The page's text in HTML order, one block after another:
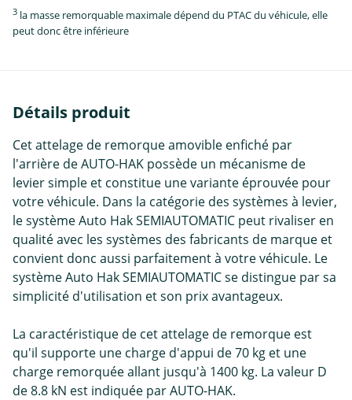
3 la masse remorquable maximale dépend du PTAC du véhicule, elle
peut donc être inférieure
Détails produit
Cet attelage de remorque amovible enfiché par
l'arrière de AUTO-HAK possède un mécanisme de
levier simple et constitue une variante éprouvée pour
votre véhicule. Dans la catégorie des systèmes à levier,
le système Auto Hak SEMIAUTOMATIC peut rivaliser en
qualité avec les systèmes des fabricants de marque et
convient donc aussi parfaitement à votre véhicule. Le
système Auto Hak SEMIAUTOMATIC se distingue par sa
simplicité d'utilisation et son prix avantageux.
La caractéristique de cet attelage de remorque est
qu'il supporte une charge d'appui de 70 kg et une
charge remorquée allant jusqu'à 1400 kg. La valeur D
de 8.8 kN est indiquée par AUTO-HAK.